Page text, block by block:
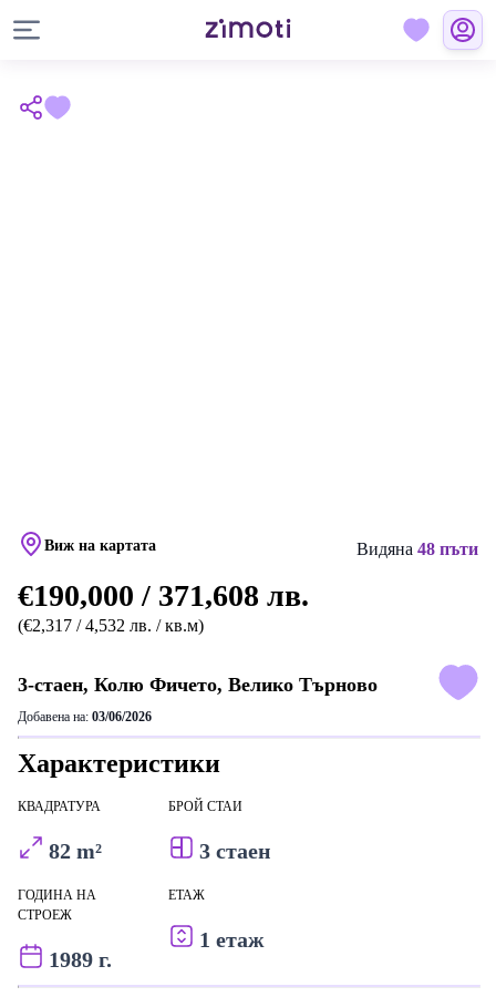
Виж на картата Видяна 48 пъти
€190,000 / 371,608 лв.
(€2,317 / 4,532 лв. / кв.м)
3-стаен, Колю Фичето, Велико Търново
Добавена на: 03/06/2026
Характеристики
КВАДРАТУРА
82 m²
БРОЙ СТАИ
3 стаен
ГОДИНА НА
СТРОЕЖ
1989 г.
ЕТАЖ
1 етаж